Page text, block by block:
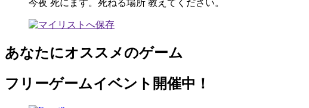
今夜 死にます。死ねる場所 教えてください。
あなたにオススメのゲーム
フリーゲームイベント開催中！